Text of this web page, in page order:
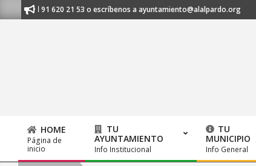
to
al 91 620 21 53 o escríbenos a ayuntamiento@alalpardo.org
Primary
Navigation
HOME
Página de
inicio
TU
AYUNTAMIENTO
Info Institucional
TU
MUNICIPIO
Info General